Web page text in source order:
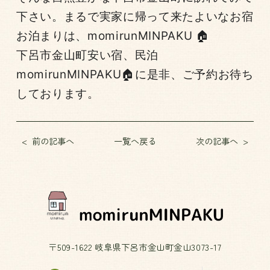
下さい。まるで実家に帰って来たよいなお宿
お泊まりは、momirunMINPAKU 🏠
下呂市金山町安い宿、民泊
momirunMINPAKU🏠に是非、ご予約お待ち
しております。
前の記事へ 一覧へ戻る 次の記事へ
〒509-1622 岐阜県下呂市金山町金山3073-17